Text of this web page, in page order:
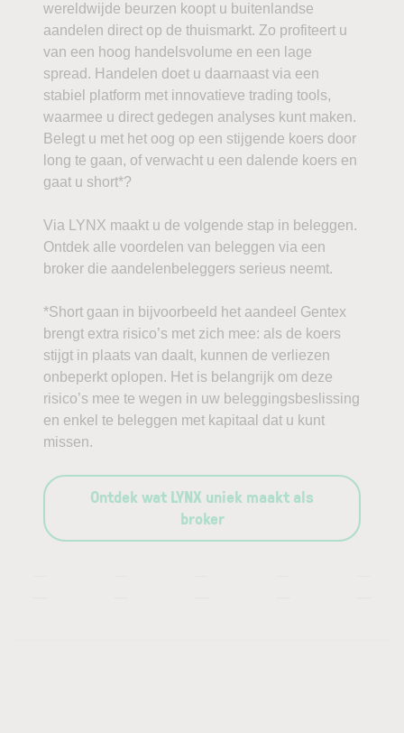
wereldwijde beurzen koopt u buitenlandse
aandelen direct op de thuismarkt. Zo profiteert u
van een hoog handelsvolume en een lage
spread. Handelen doet u daarnaast via een
stabiel platform met innovatieve trading tools,
waarmee u direct gedegen analyses kunt maken.
Belegt u met het oog op een stijgende koers door
long te gaan, of verwacht u een dalende koers en
gaat u short*?
Via LYNX maakt u de volgende stap in beleggen.
Ontdek alle voordelen van beleggen via een
broker die aandelenbeleggers serieus neemt.
*Short gaan in bijvoorbeeld het aandeel Gentex
brengt extra risico’s met zich mee: als de koers
stijgt in plaats van daalt, kunnen de verliezen
onbeperkt oplopen. Het is belangrijk om deze
risico’s mee te wegen in uw beleggingsbeslissing
en enkel te beleggen met kapitaal dat u kunt
missen.
Ontdek wat LYNX uniek maakt als
broker